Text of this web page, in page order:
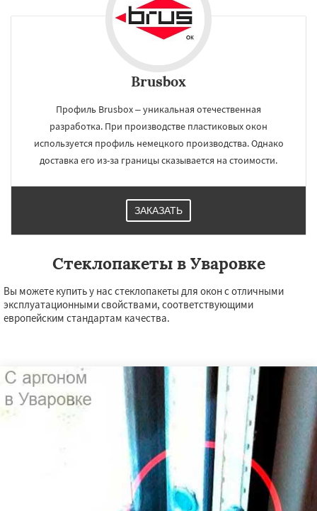
Brusbox
Профиль Brusbox – уникальная отечественная
разработка. При производстве пластиковых окон
используется профиль немецкого производства. Однако
доставка его из-за границы сказывается на стоимости.
ЗАКАЗАТЬ
Стеклопакеты в Уваровке
Вы можете купить у нас стеклопакеты для окон с отличными
эксплуатационными свойствами, соответствующими
европейским стандартам качества.